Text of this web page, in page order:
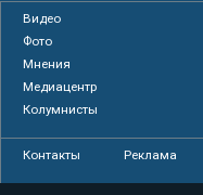
Видео
Фото
Мнения
Медиацентр
Колумнисты
Контакты Реклама